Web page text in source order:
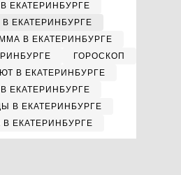
ЕКАТЕРИНБУРГЕ
ЕКАТЕРИНБУРГЕ
В ЕКАТЕРИНБУРГЕ
ГОРОСКОП
В ЕКАТЕРИНБУРГЕ
ЕКАТЕРИНБУРГЕ
В ЕКАТЕРИНБУРГЕ
В ЕКАТЕРИНБУРГЕ